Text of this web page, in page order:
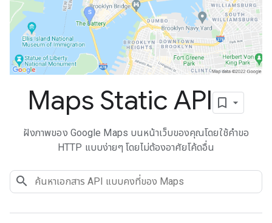
Maps Static API
ฝังภาพของ Google Maps บนหน้าเว็บของคุณโดยใช้คำขอ
HTTP แบบง่ายๆ โดยไม่ต้องอาศัยโค้ดอื่น